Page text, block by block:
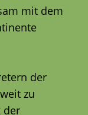
mit dem
der
zu
der